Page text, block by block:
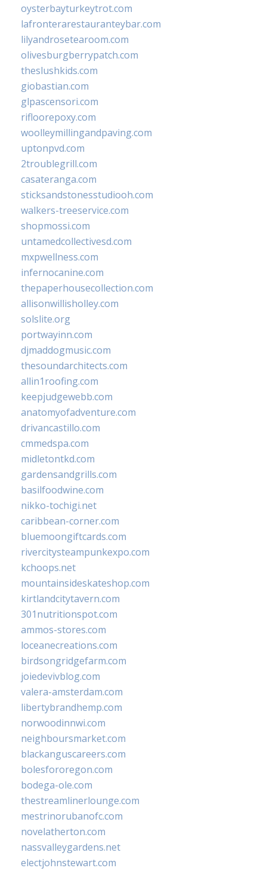
oysterbayturkeytrot.com
lafronterarestauranteybar.com
lilyandrosetearoom.com
olivesburgberrypatch.com
theslushkids.com
giobastian.com
glpascensori.com
rifloorepoxy.com
woolleymillingandpaving.com
uptonpvd.com
2troublegrill.com
casateranga.com
sticksandstonesstudiooh.com
walkers-treeservice.com
shopmossi.com
untamedcollectivesd.com
mxpwellness.com
infernocanine.com
thepaperhousecollection.com
allisonwillisholley.com
solslite.org
portwayinn.com
djmaddogmusic.com
thesoundarchitects.com
allin1roofing.com
keepjudgewebb.com
anatomyofadventure.com
drivancastillo.com
cmmedspa.com
midletontkd.com
gardensandgrills.com
basilfoodwine.com
nikko-tochigi.net
caribbean-corner.com
bluemoongiftcards.com
rivercitysteampunkexpo.com
kchoops.net
mountainsideskateshop.com
kirtlandcitytavern.com
301nutritionspot.com
ammos-stores.com
loceanecreations.com
birdsongridgefarm.com
joiedevivblog.com
valera-amsterdam.com
libertybrandhemp.com
norwoodinnwi.com
neighboursmarket.com
blackanguscareers.com
bolesfororegon.com
bodega-ole.com
thestreamlinerlounge.com
mestrinorubanofc.com
novelatherton.com
nassvalleygardens.net
electjohnstewart.com